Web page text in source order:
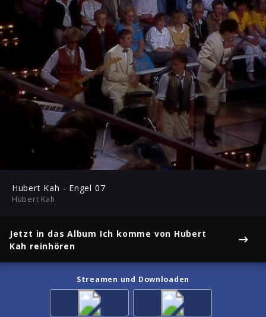
Play
-02:27
Mute
Play
Hubert Kah - Engel 07
Hubert Kah
Jetzt in das Album Ich komme von Hubert
Kah reinhören
Streamen und Downloaden